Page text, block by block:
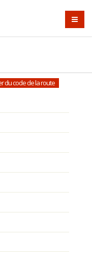
du code de la route